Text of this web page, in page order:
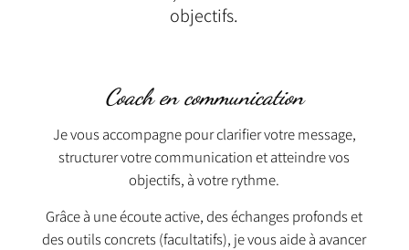
objectifs.
Coach en communication
Je vous accompagne pour clarifier votre message,
structurer votre communication et atteindre vos
objectifs, à votre rythme.
Grâce à une écoute active, des échanges profonds et
des outils concrets (facultatifs), je vous aide à avancer